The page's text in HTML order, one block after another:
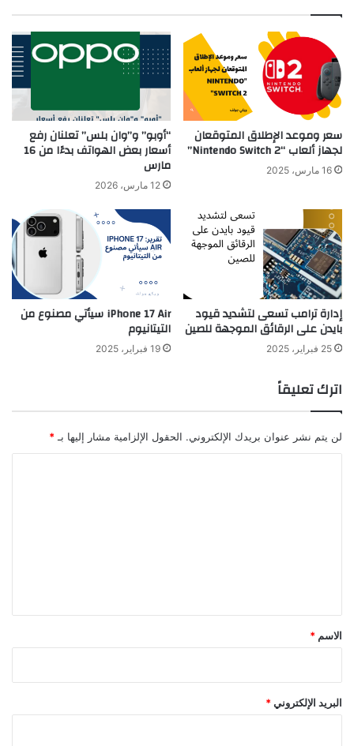
سعر وموعد الإطلاق المتوقعان
لجهاز ألعاب “Nintendo Switch 2”
16 مارس، 2025
“أوبو” و”وان بلس” تعلنان رفع
أسعار بعض الهواتف بدءًا من 16
مارس
12 مارس، 2026
إدارة ترامب تسعى لتشديد قيود
بايدن على الرقائق الموجهة للصين
25 فبراير، 2025
iPhone 17 Air سيأتي مصنوع من
التيتانيوم
19 فبراير، 2025
اترك تعليقاً
لن يتم نشر عنوان بريدك الإلكتروني. الحقول الإلزامية مشار إليها بـ *
*
الاسم *
البريد الإلكتروني *